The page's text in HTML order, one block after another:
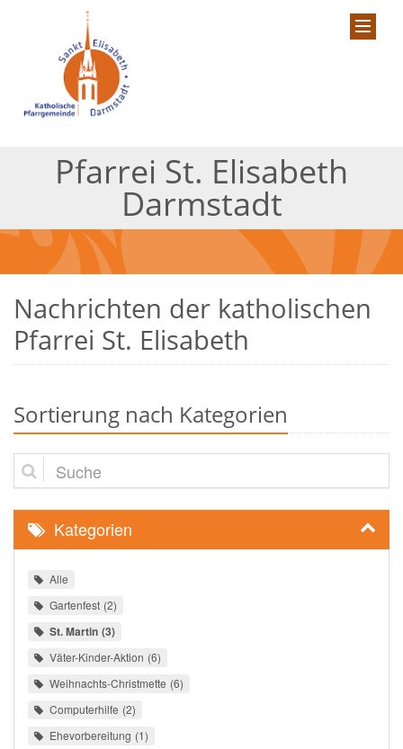
Pfarrei St. Elisabeth
Darmstadt
Nachrichten der katholischen
Pfarrei St. Elisabeth
Sortierung nach Kategorien
Suche
Kategorien
Alle
Gartenfest 2
St. Martin 3
Väter-Kinder-Aktion 6
Weihnachts-Christmette 6
Computerhilfe 2
Ehevorbereitung 1